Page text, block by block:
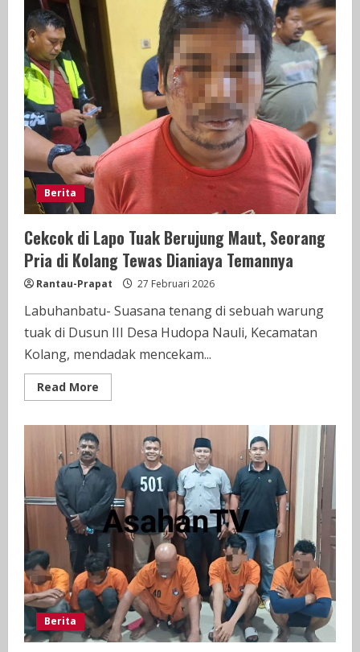
Rakyat
Gerebek
Dugaan
Sarang
Narkoba
Perlabian
Berita
Cekcok di Lapo Tuak Berujung Maut, Seorang
Pria di Kolang Tewas Dianiaya Temannya
Rantau-Prapat 27 Februari 2026
Labuhanbatu- Suasana tenang di sebuah warung
tuak di Dusun III Desa Hudopa Nauli, Kecamatan
Kolang, mendadak mencekam...
Read More
more
Lapo
Tuak
Berujung
Maut,
Seorang
Pria
di
Kolang
Tewas
Dianiaya
Temannya
Berita